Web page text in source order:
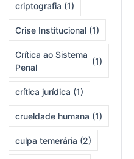
criptografia (1)
Crise Institucional (1)
Crítica ao Sistema
Penal
(1)
crítica jurídica (1)
crueldade humana (1)
culpa temerária (2)